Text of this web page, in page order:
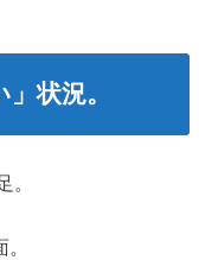
状況。
。